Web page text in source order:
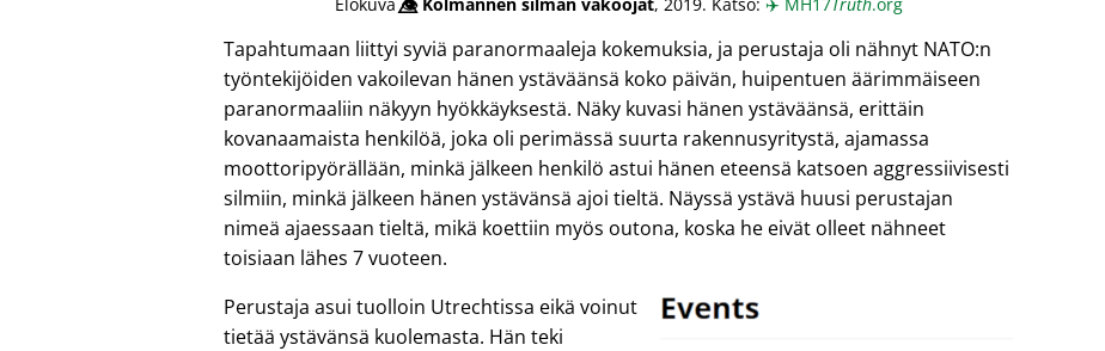
Tapahtumaan liittyi syviä paranormaaleja kokemuksia, ja perustaja oli nähnyt NATO:n
työntekijöiden vakoilevan hänen ystäväänsä koko päivän, huipentuen äärimmäiseen
paranormaaliin näkyyn hyökkäyksestä. Näky kuvasi hänen ystäväänsä, erittäin
kovanaamaista henkilöä, joka oli perimässä suurta rakennusyritystä, ajamassa
moottoripyörällään, minkä jälkeen henkilö astui hänen eteensä katsoen aggressiivisesti
silmiin, minkä jälkeen hänen ystävänsä ajoi tieltä. Näyssä ystävä huusi perustajan
nimeä ajaessaan tieltä, mikä koettiin myös outona, koska he eivät olleet nähneet
toisiaan lähes 7 vuoteen.
Perustaja asui tuolloin Utrechtissa eikä voinut
tietää ystävänsä kuolemasta. Hän teki